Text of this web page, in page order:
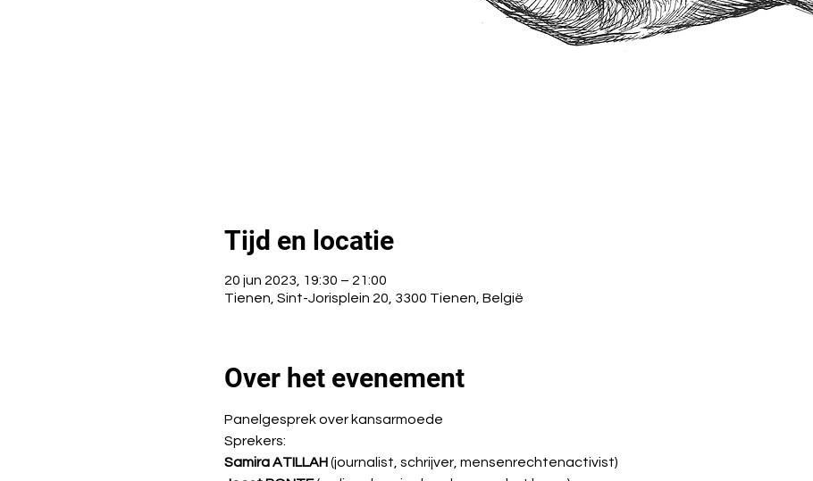
Tijd en locatie
20 jun 2023, 19:30 – 21:00
Tienen, Sint-Jorisplein 20, 3300 Tienen, België
Over het evenement
Panelgesprek over kansarmoede
Sprekers:
Samira ATILLAH (journalist, schrijver, mensenrechtenactivist)